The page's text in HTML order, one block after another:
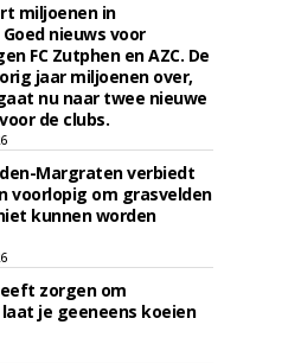
miljoenen in
nieuws voor
FC Zutphen en AZC. De
jaar miljoenen over,
nu naar twee nieuwe
de clubs.
Margraten verbiedt
voorlopig om grasvelden
kunnen worden
zorgen om
laat je geeneens koeien